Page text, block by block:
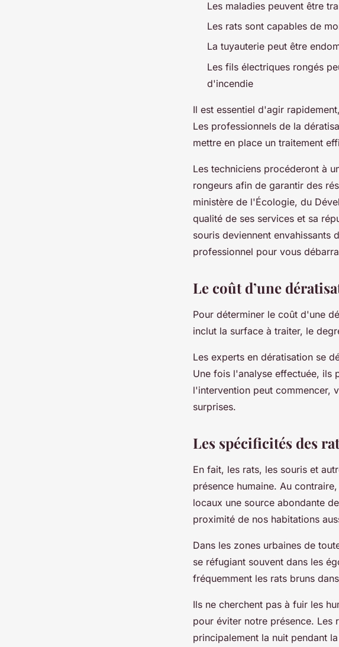
Les maladies peuvent être
Les rats sont capables de
La tuyauterie peut être
Les fils électriques rongés
d'incendie
Il est essentiel d'agir
Les professionnels de la
mettre en place un traitement
Les techniciens procéderont à
rongeurs afin de garantir des
ministère de l'Écologie, du
qualité de ses services et sa
souris deviennent envahissants
professionnel pour vous
Le coût d’une
Pour déterminer le coût d'une
inclut la surface à traiter, le
Les experts en dératisation se
Une fois l'analyse effectuée, ils
l'intervention peut commencer,
surprises.
Les spécificités des
En fait, les rats, les souris et
présence humaine. Au
locaux une source abondante
proximité de nos habitations
Dans les zones urbaines de
se réfugiant souvent dans les
fréquemment les rats bruns
Ils ne cherchent pas à fuir les
pour éviter notre présence. Les
principalement la nuit pendant